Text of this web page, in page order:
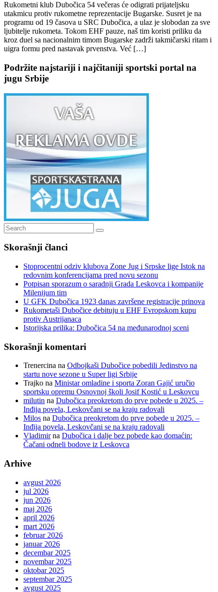
Rukometni klub Dubočica 54 večeras će odigrati prijateljsku
utakmicu protiv rukometne reprezentacije Bugarske. Susret je na
programu od 19 časova u SRC Dubočica, a ulaz je slobodan za sve
ljubitelje rukometa. Tokom EHF pauze, naš tim koristi priliku da
kroz duel sa nacionalnim timom Bugarske zadrži takmičarski ritam i
uigra formu pred nastavak prvenstva. Već […]
Podržite najstariji i najčitaniji sportski portal na
jugu Srbije
Search
for:
Search
Skorašnji članci
Stoprocentni odziv klubova Zone Jug i Srpske lige Istok na
redovnim konferencijama pred novu sezonu
Potpisan sporazum o saradnji Grada Leskovca i kompanije
Milenijum tim
U GFK Dubočica 1923 danas završene registracije prinova
Rukometaši Dubočice debituju u EHF Evropskom kupu
protiv Austrijanaca
Istorijska prilika: Dubočica 54 na međunarodnoj sceni
Skorašnji komentari
Trenercina na Odbojkaši Dubočice pobedili Jedinstvo na
startu nove sezone u Super ligi Srbije
Trajko na Ministar omladine i sporta Zoran Gajić uručio
sportsku opremu Osnovnoj školi Josif Kostić u Leskovcu
milutin na Dubočica preokretom do prve pobede u 2025. –
Inđija povela, Leskovčani se na kraju radovali
Milos na Dubočica preokretom do prve pobede u 2025. –
Inđija povela, Leskovčani se na kraju radovali
Vladimirna Dubočica i dalje bez pobede kao domaćin:
Čačani odneli bodove iz Leskovca
Arhive
avgust 2026
jul 2026
jun 2026
maj 2026
april 2026
mart 2026
februar 2026
januar 2026
decembar 2025
novembar 2025
oktobar 2025
septembar 2025
avgust 2025